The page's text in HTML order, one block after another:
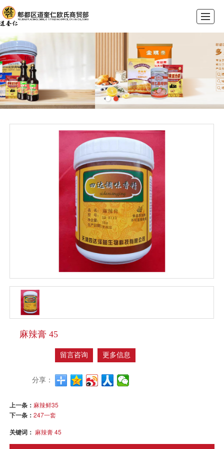
首页 联系我们
麻辣膏 45
留言咨询 更多信息
分享：
上一条： 麻辣鲜35
下一条：247一套
关键词： 麻辣膏 45